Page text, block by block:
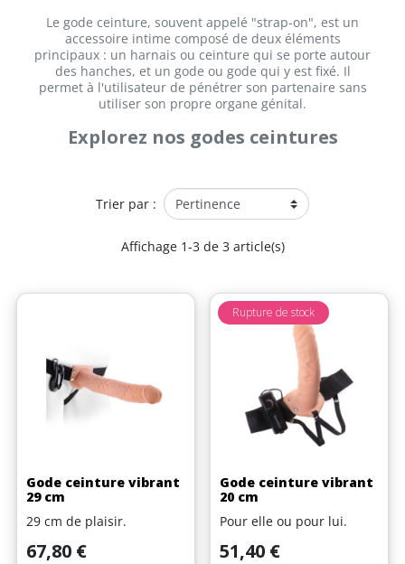
Le gode ceinture, souvent appelé "strap-on", est un
accessoire intime composé de deux éléments
principaux : un harnais ou ceinture qui se porte autour
des hanches, et un gode ou gode qui y est fixé. Il
permet à l'utilisateur de pénétrer son partenaire sans
utiliser son propre organe génital.
Explorez nos godes ceintures
Trier par :
Affichage 1-3 de 3 article(s)
Gode ceinture vibrant
29 cm
29 cm de plaisir.
Prix
67,80 €
Gode ceinture vibrant
20 cm
Pour elle ou pour lui.
Prix
51,40 €
Rupture de stock